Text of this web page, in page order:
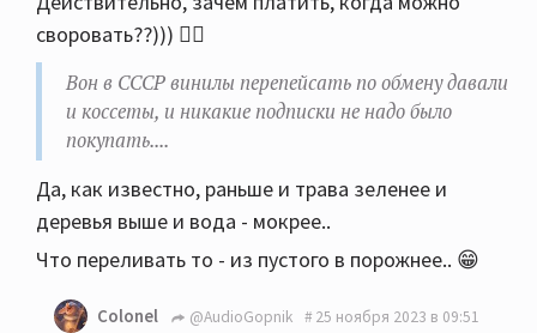
коссеты, и никакие подписки не надо было
покупать.... Только ленту покупай.
своровать??))) 🤷‍♂️
Вон в СССР винилы перепейсать по обмену давали
и коссеты, и никакие подписки не надо было
покупать....
Да, как известно, раньше и трава зеленее и
деревья выше и вода - мокрее..
Что переливать то - из пустого в порожнее.. 😁
Colonel @AudioGopnik 25 ноября 2023 в 09:51